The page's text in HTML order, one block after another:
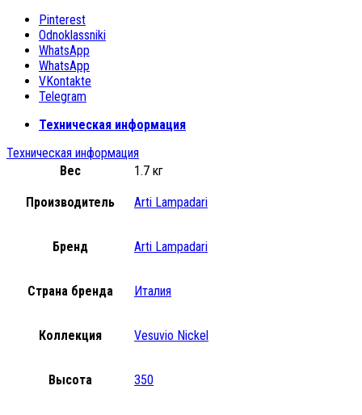
Pinterest
Odnoklassniki
WhatsApp
WhatsApp
VKontakte
Telegram
Техническая информация
Техническая информация
Вес
1.7 кг
Производитель Arti Lampadari
Бренд Arti Lampadari
Страна бренда Италия
Коллекция Vesuvio Nickel
Высота 350